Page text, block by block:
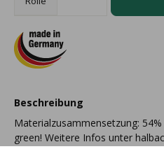
Beschreibung
Materialzusammensetzung:
green! Weitere Infos unter